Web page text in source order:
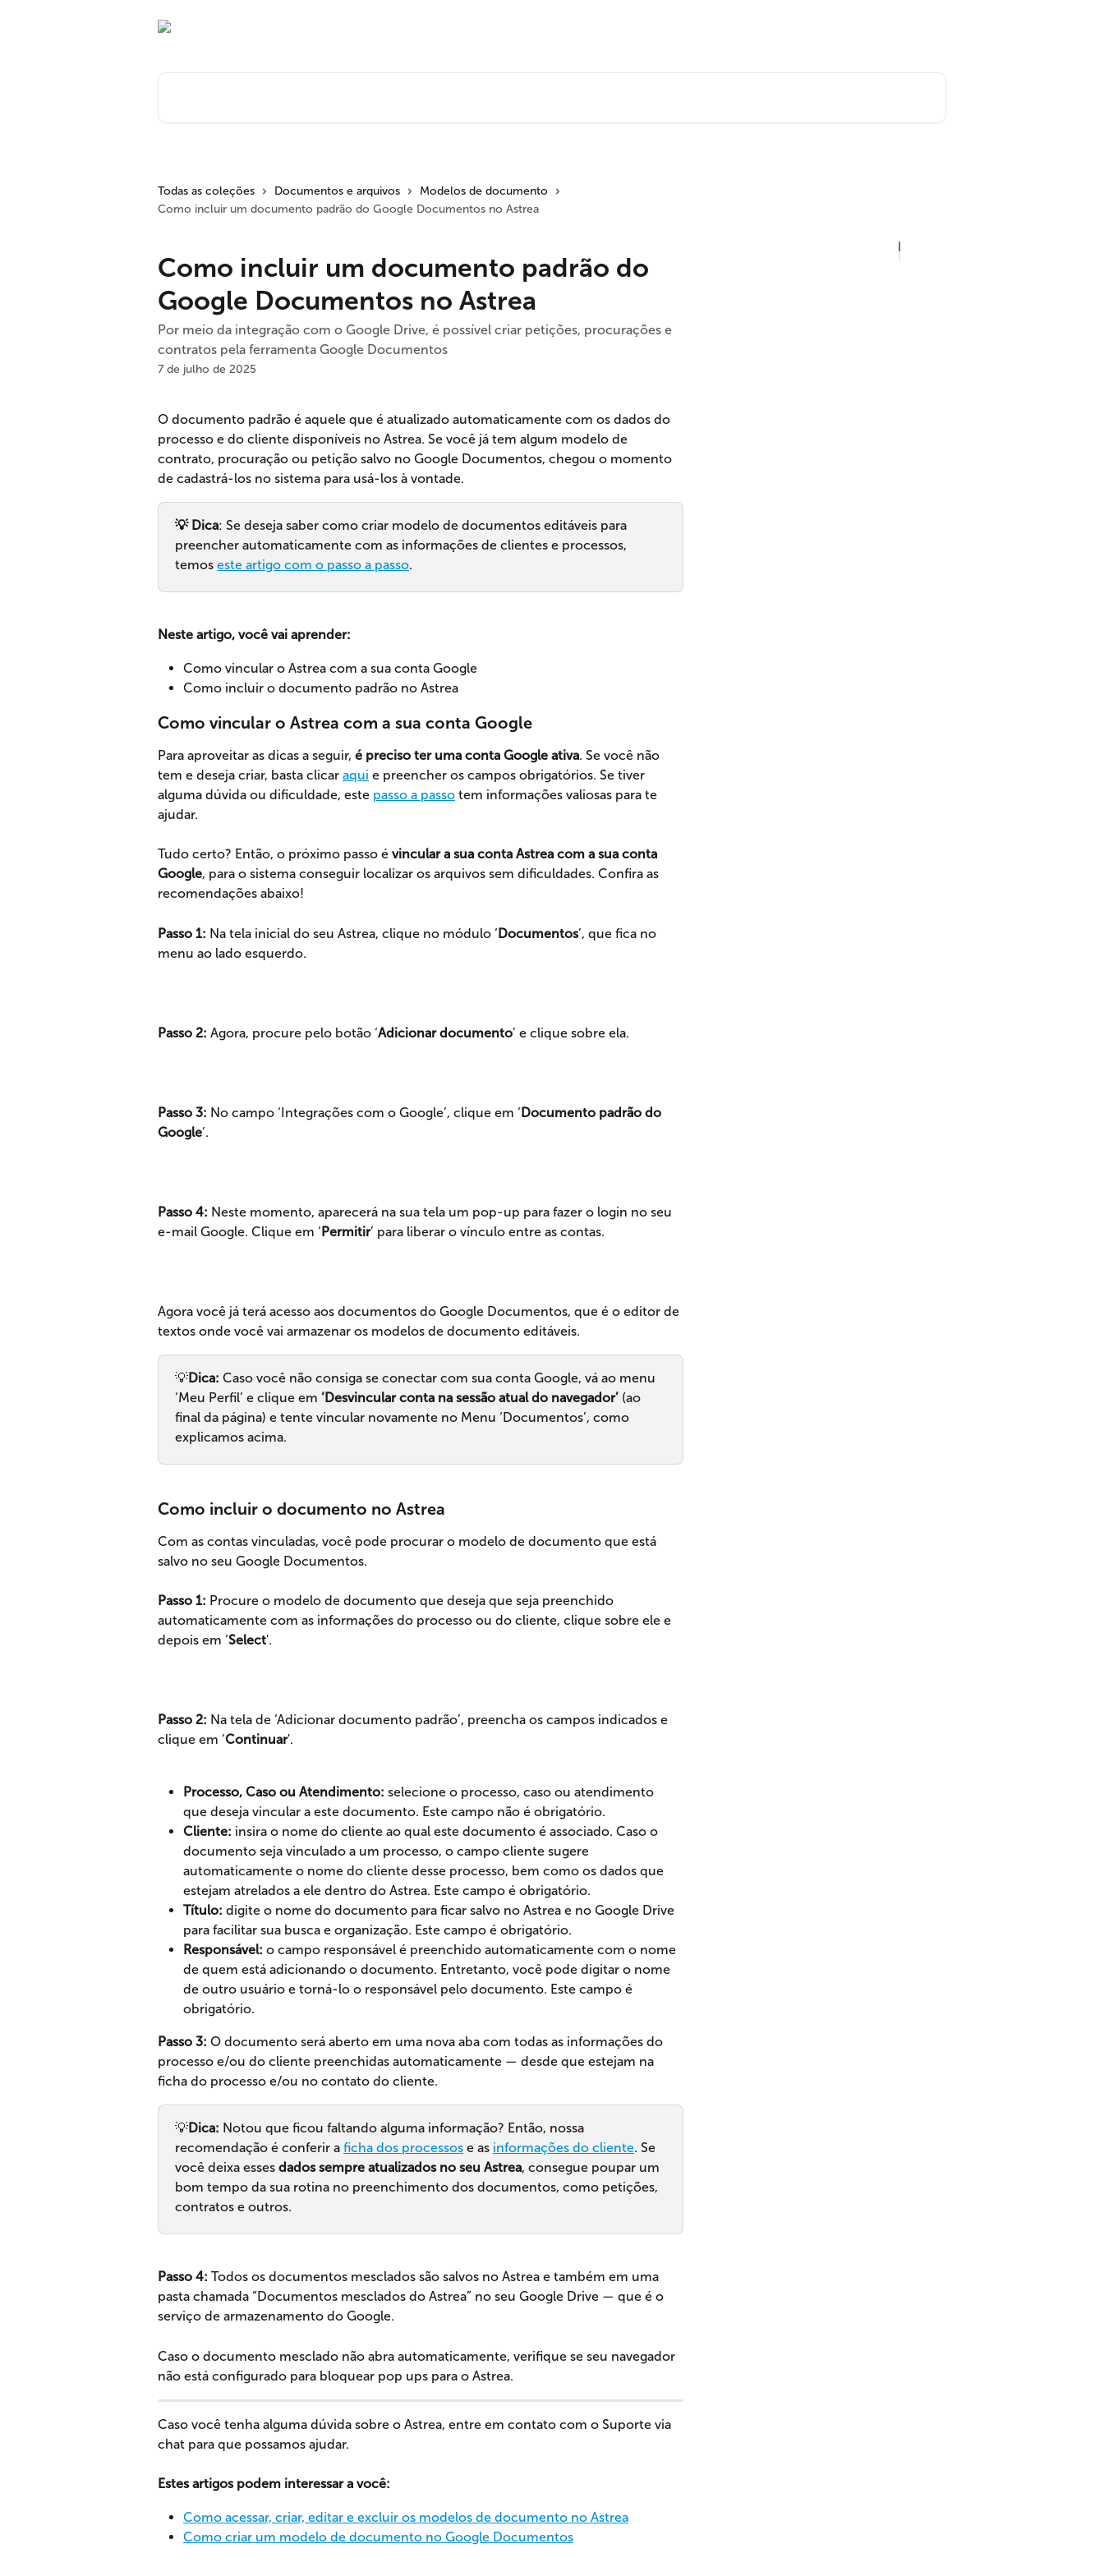
Todas as coleções Documentos e arquivos
Modelos de documento
Como incluir um documento padrão do Google Documentos no Astrea
Como incluir um documento padrão do
Google Documentos no Astrea
Por meio da integração com o Google Drive, é possível criar petições, procurações e
contratos pela ferramenta Google Documentos
7 de julho de 2025
O documento padrão é aquele que é atualizado automaticamente com os dados do
processo e do cliente disponíveis no Astrea. Se você já tem algum modelo de
contrato, procuração ou petição salvo no Google Documentos, chegou o momento
de cadastrá-los no sistema para usá-los à vontade.
💡 Dica: Se deseja saber como criar modelo de documentos editáveis para
preencher automaticamente com as informações de clientes e processos,
temos este artigo com o passo a passo.
Neste artigo, você vai aprender:
Como vincular o Astrea com a sua conta Google
Como incluir o documento padrão no Astrea
Como vincular o Astrea com a sua conta Google
Para aproveitar as dicas a seguir, é preciso ter uma conta Google ativa. Se você não
tem e deseja criar, basta clicar aqui e preencher os campos obrigatórios. Se tiver
alguma dúvida ou dificuldade, este passo a passo tem informações valiosas para te
ajudar.
Tudo certo? Então, o próximo passo é vincular a sua conta Astrea com a sua conta
Google, para o sistema conseguir localizar os arquivos sem dificuldades. Confira as
recomendações abaixo!
Passo 1: Na tela inicial do seu Astrea, clique no módulo ‘Documentos’, que fica no
menu ao lado esquerdo.
Passo 2: Agora, procure pelo botão ‘Adicionar documento’ e clique sobre ela.
Passo 3: No campo ‘Integrações com o Google’, clique em ‘ Documento padrão do
Google’.
Passo 4: Neste momento, aparecerá na sua tela um pop-up para fazer o login no seu
e-mail Google. Clique em ‘Permitir’ para liberar o vínculo entre as contas.
Agora você já terá acesso aos documentos do Google Documentos, que é o editor de
textos onde você vai armazenar os modelos de documento editáveis.
💡Dica: Caso você não consiga se conectar com sua conta Google, vá ao menu
‘Meu Perfil’ e clique em ‘Desvincular conta na sessão atual do navegador’ (ao
final da página) e tente vincular novamente no Menu ‘Documentos’, como
explicamos acima.
Como incluir o documento no Astrea
Com as contas vinculadas, você pode procurar o modelo de documento que está
salvo no seu Google Documentos.
Passo 1: Procure o modelo de documento que deseja que seja preenchido
automaticamente com as informações do processo ou do cliente, clique sobre ele e
depois em ‘Select'.
Passo 2: Na tela de ‘Adicionar documento padrão’, preencha os campos indicados e
clique em ‘Continuar'.
Processo, Caso ou Atendimento: selecione o processo, caso ou atendimento
que deseja vincular a este documento. Este campo não é obrigatório.
Cliente: insira o nome do cliente ao qual este documento é associado. Caso o
documento seja vinculado a um processo, o campo cliente sugere
automaticamente o nome do cliente desse processo, bem como os dados que
estejam atrelados a ele dentro do Astrea. Este campo é obrigatório.
Título: digite o nome do documento para ficar salvo no Astrea e no Google Drive
para facilitar sua busca e organização. Este campo é obrigatório.
Responsável: o campo responsável é preenchido automaticamente com o nome
de quem está adicionando o documento. Entretanto, você pode digitar o nome
de outro usuário e torná-lo o responsável pelo documento. Este campo é
obrigatório.
Passo 3: O documento será aberto em uma nova aba com todas as informações do
processo e/ou do cliente preenchidas automaticamente — desde que estejam na
ficha do processo e/ou no contato do cliente.
💡Dica: Notou que ficou faltando alguma informação? Então, nossa
recomendação é conferir a ficha dos processos e as informações do cliente. Se
você deixa esses dados sempre atualizados no seu Astrea, consegue poupar um
bom tempo da sua rotina no preenchimento dos documentos, como petições,
contratos e outros.
Passo 4: Todos os documentos mesclados são salvos no Astrea e também em uma
pasta chamada “Documentos mesclados do Astrea” no seu Google Drive — que é o
serviço de armazenamento do Google.
Caso o documento mesclado não abra automaticamente, verifique se seu navegador
não está configurado para bloquear pop ups para o Astrea.
Caso você tenha alguma dúvida sobre o Astrea, entre em contato com o Suporte via
chat para que possamos ajudar.
Estes artigos podem interessar a você:
Como acessar, criar, editar e excluir os modelos de documento no Astrea
Como criar um modelo de documento no Google Documentos